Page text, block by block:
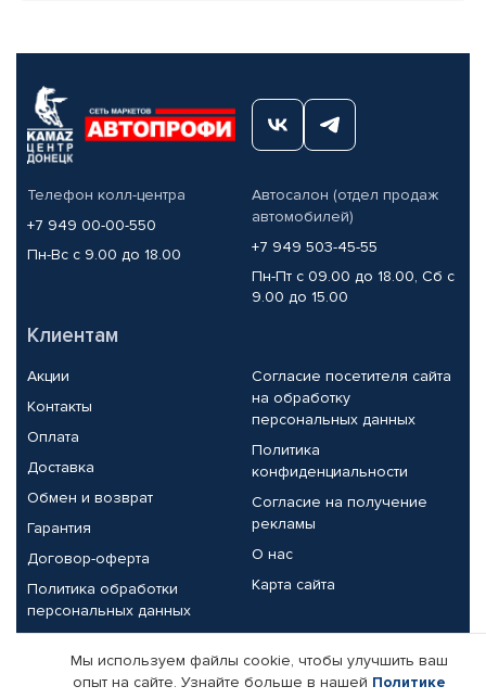
Телефон колл-центра
+7 949 00-00-550
Пн-Вс с 9.00 до 18.00
Автосалон (отдел продаж
автомобилей)
+7 949 503-45-55
Пн-Пт с 09.00 до 18.00, Сб с
9.00 до 15.00
Клиентам
Акции
Контакты
Оплата
Доставка
Обмен и возврат
Гарантия
Договор-оферта
Политика обработки
персональных данных
Согласие посетителя сайта
на обработку
персональных данных
Политика
конфиденциальности
Согласие на получение
рекламы
О нас
Карта сайта
Партнерам
Мы используем файлы cookie, чтобы улучшить ваш
опыт на сайте. Узнайте больше в нашей Политике